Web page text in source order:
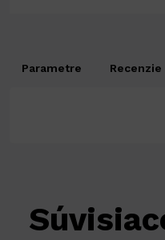
Parametre Recenzie